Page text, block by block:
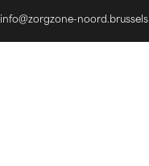
info@zorgzone-noord.brussels